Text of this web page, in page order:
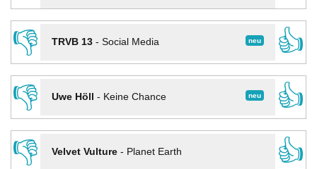
👎
neu
TRVB 13- Social Media
👍
👎
neu
Uwe Höll - Keine Chance
👍
👎
Velvet Vulture- Planet Earth
👍